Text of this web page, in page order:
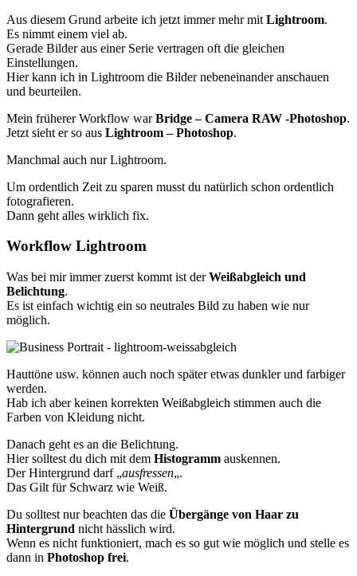
Aus diesem Grund arbeite ich jetzt immer mehr mit Lightroom.
Es nimmt einem viel ab.
Gerade Bilder aus einer Serie vertragen oft die gleichen
Einstellungen.
Hier kann ich in Lightroom die Bilder nebeneinander anschauen
und beurteilen.
Mein früherer Workflow warBridge – Camera RAW -Photoshop.
Jetzt sieht er so aus Lightroom – Photoshop.
Manchmal auch nur Lightroom.
Um ordentlich Zeit zu sparen musst du natürlich schon ordentlich
fotografieren.
Dann geht alles wirklich fix.
Workflow Lightroom
Was bei mir immer zuerst kommt ist derWeißabgleich und
Belichtung.
Es ist einfach wichtig ein so neutrales Bild zu haben wie nur
möglich.
Hauttöne usw. können auch noch später etwas dunkler und farbiger
werden.
Hab ich aber keinen korrekten Weißabgleich stimmen auch die
Farben von Kleidung nicht.
Danach geht es an die Belichtung.
Hier solltest du dich mit dem Histogramm auskennen.
Der Hintergrund darf „ausfressen„.
Das Gilt für Schwarz wie Weiß.
Du solltest nur beachten das die Übergänge von Haar zu
Hintergrund nicht hässlich wird.
Wenn es nicht funktioniert, mach es so gut wie möglich und stelle es
dann in Photoshop frei.